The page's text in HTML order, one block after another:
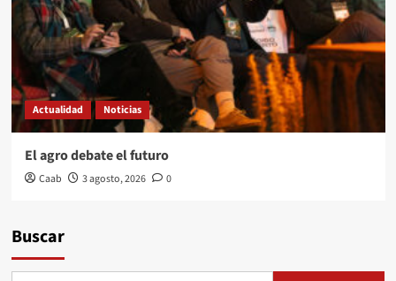
Actualidad Noticias
El agro debate el futuro
Caab 3 agosto, 2026 0
Buscar